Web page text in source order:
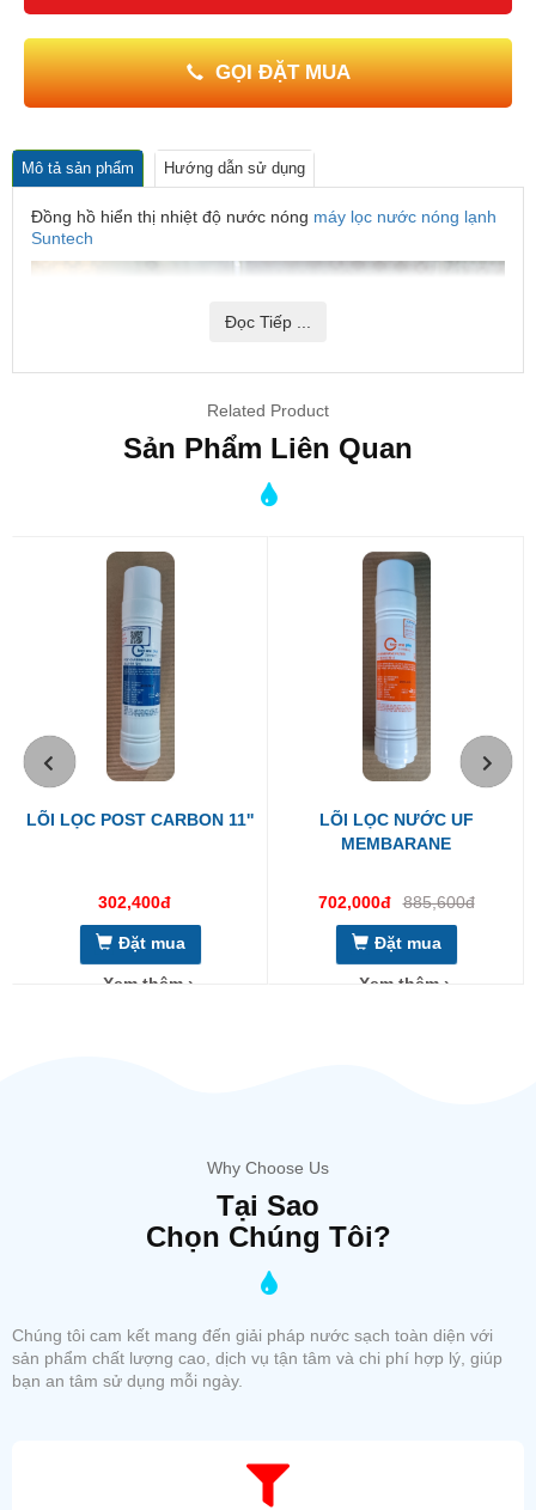
GỌI ĐẶT MUA
Mô tả sản phẩm Hướng dẫn sử dụng
Đồng hồ hiển thị nhiệt độ nước nóng máy lọc nước nóng lạnh
Suntech
Thiết bị thường được sử dụng trên hầu hết các sản phẩm của
Đọc Tiếp ...
Related Product
Sản Phẩm Liên Quan
LÕI LỌC POST CARBON 11''
302,400đ
Đặt mua
Xem thêm ›
LÕI LỌC NƯỚC UF
MEMBARANE
702,000đ 885,600đ
Đặt mua
Xem thêm ›
Why Choose Us
Tại Sao
Chọn Chúng Tôi?
Chúng tôi cam kết mang đến giải pháp nước sạch toàn diện với
sản phẩm chất lượng cao, dịch vụ tận tâm và chi phí hợp lý, giúp
bạn an tâm sử dụng mỗi ngày.